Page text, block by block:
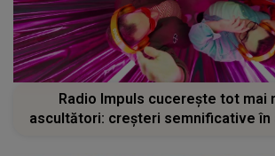
Radio Impuls cucerește tot mai
ascultători: creșteri semnificative în